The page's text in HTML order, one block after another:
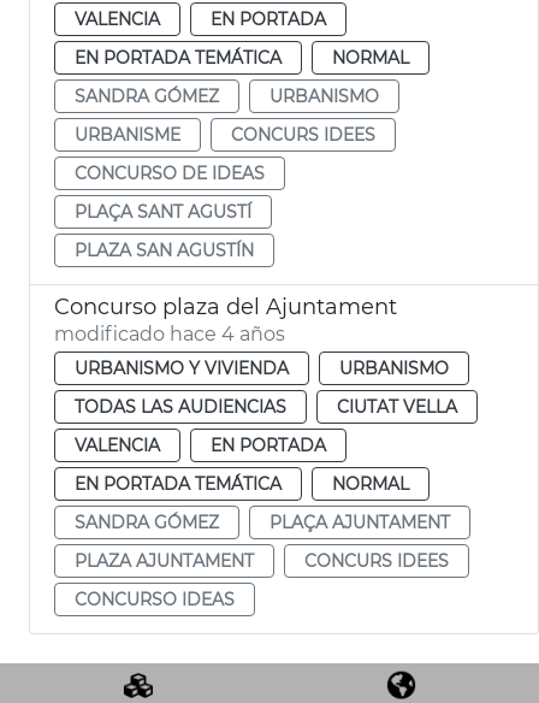
VALENCIA
EN PORTADA
EN PORTADA TEMÁTICA
NORMAL
SANDRA GÓMEZ
URBANISMO
URBANISME
CONCURS IDEES
CONCURSO DE IDEAS
PLAÇA SANT AGUSTÍ
PLAZA SAN AGUSTÍN
Concurso plaza del Ajuntament
modificado hace 4 años
URBANISMO Y VIVIENDA
URBANISMO
TODAS LAS AUDIENCIAS
CIUTAT VELLA
VALENCIA
EN PORTADA
EN PORTADA TEMÁTICA
NORMAL
SANDRA GÓMEZ
PLAÇA AJUNTAMENT
PLAZA AJUNTAMENT
CONCURS IDEES
CONCURSO IDEAS